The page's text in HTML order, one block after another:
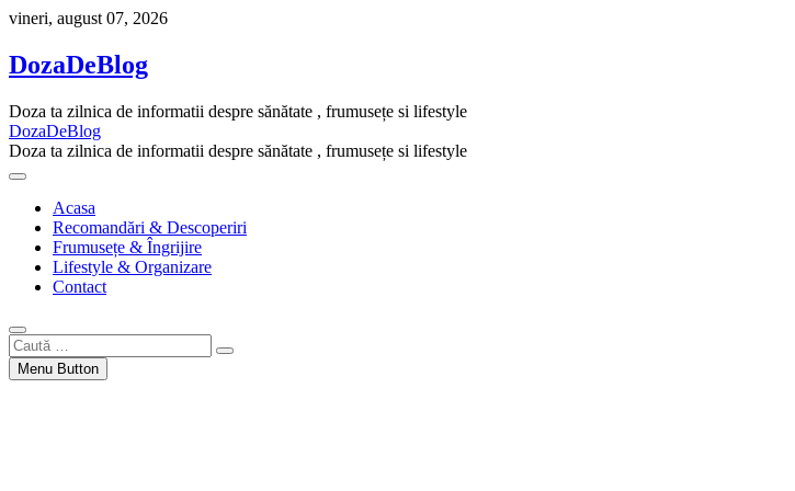
Skip
content
vineri, august 07, 2026
DozaDeBlog
Doza ta zilnica de informatii despre sănătate , frumusețe si lifestyle
DozaDeBlog
Doza ta zilnica de informatii despre sănătate , frumusețe si lifestyle
Acasa
Recomandări & Descoperiri
Frumusețe & Îngrijire
Lifestyle & Organizare
Contact
Caută
…Menu Button